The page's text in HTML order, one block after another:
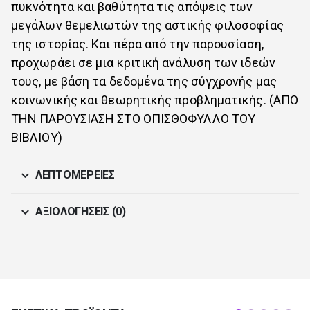
πυκνότητα και βαθύτητα τις απόψεις των
μεγάλων θεμελιωτών της αστικής φιλοσοφίας
της ιστορίας. Και πέρα από την παρουσίαση,
προχωράει σε μια κριτική ανάλυση των ιδεών
τους, με βάση τα δεδομένα της σύγχρονής μας
κοινωνικής και θεωρητικής προβληματικής. (ΑΠΟ
ΤΗΝ ΠΑΡΟΥΣΙΑΣΗ ΣΤΟ ΟΠΙΣΘΟΦΥΛΛΟ ΤΟΥ
ΒΙΒΛΙΟΥ)
ΛΕΠΤΟΜΈΡΕΙΕΣ
ΑΞΙΟΛΟΓΉΣΕΙΣ (0)